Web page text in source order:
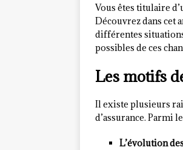
Vous êtes titulaire
Découvrez dans cet
différentes
possibles de ces
Les motifs
Il existe plusieurs
d’assurance. Parmi
L’évolution